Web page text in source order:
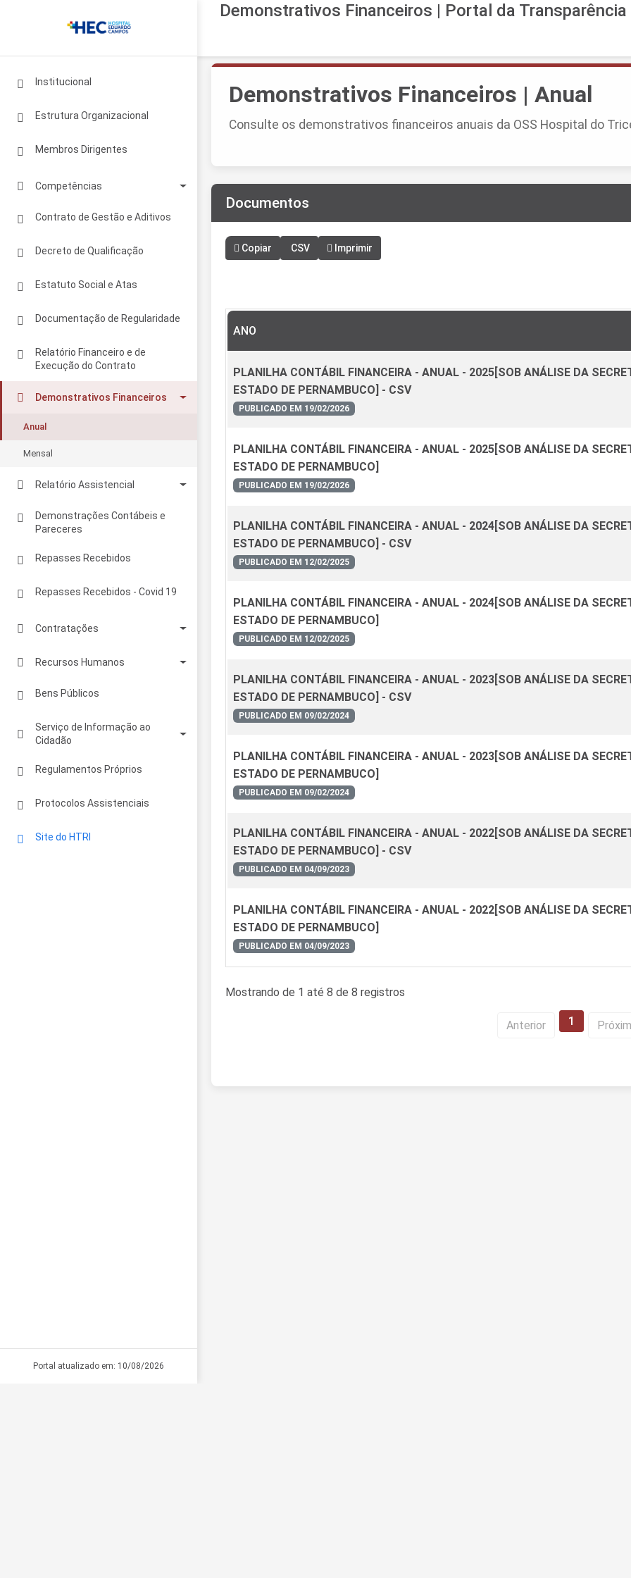
Institucional
Estrutura Organizacional
Membros Dirigentes
Competências
Legislação
Contrato de Gestão e Aditivos
Decreto de Qualificação
Estatuto Social e Atas
Documentação de Regularidade
Relatório Financeiro e de
Execução do Contrato
Demonstrativos Financeiros
Anual
Mensal
Relatório Assistencial
AnualDemonstrações Contábeis e
Pareceres
Repasses Recebidos
Repasses Recebidos - Covid 19
Contratações
Regulamentos
Recursos Humanos
Regulamento para Recrutamento de
Servidores Públicos Cedidos
Bens Públicos
Serviço de Informação ao
Cidadão
Eletrônico
Regulamentos Próprios
Protocolos Assistenciais
Site do HTRI
Portal atualizado em: 10/08/2026
Demonstrativos Financeiros | Portal da Transparência
Demonstrativos Financeiros | Anual
Consulte os demonstrativos financeiros anuais da OSS Hospital do
Documentos
Copiar CSV Imprimir
ANO
PLANILHA CONTÁBIL FINANCEIRA - ANUAL - 2025[SOB ANÁLISE DA
ESTADO DE PERNAMBUCO] - CSV
PUBLICADO EM 19/02/2026
PLANILHA CONTÁBIL FINANCEIRA - ANUAL - 2025[SOB ANÁLISE DA
ESTADO DE PERNAMBUCO]
PUBLICADO EM 19/02/2026
PLANILHA CONTÁBIL FINANCEIRA - ANUAL - 2024[SOB ANÁLISE DA
ESTADO DE PERNAMBUCO] - CSV
PUBLICADO EM 12/02/2025
PLANILHA CONTÁBIL FINANCEIRA - ANUAL - 2024[SOB ANÁLISE DA
ESTADO DE PERNAMBUCO]
PUBLICADO EM 12/02/2025
PLANILHA CONTÁBIL FINANCEIRA - ANUAL - 2023[SOB ANÁLISE DA
ESTADO DE PERNAMBUCO] - CSV
PUBLICADO EM 09/02/2024
PLANILHA CONTÁBIL FINANCEIRA - ANUAL - 2023[SOB ANÁLISE DA
ESTADO DE PERNAMBUCO]
PUBLICADO EM 09/02/2024
PLANILHA CONTÁBIL FINANCEIRA - ANUAL - 2022[SOB ANÁLISE DA
ESTADO DE PERNAMBUCO] - CSV
PUBLICADO EM 04/09/2023
PLANILHA CONTÁBIL FINANCEIRA - ANUAL - 2022[SOB ANÁLISE DA
ESTADO DE PERNAMBUCO]
PUBLICADO EM 04/09/2023
Mostrando de 1 até 8 de 8 registros
Anterior 1